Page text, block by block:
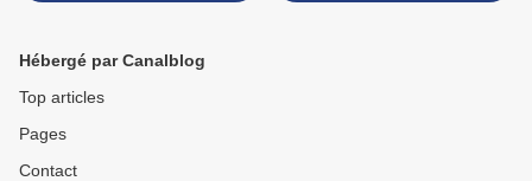
Hébergé par Canalblog
Top articles
Pages
Contact